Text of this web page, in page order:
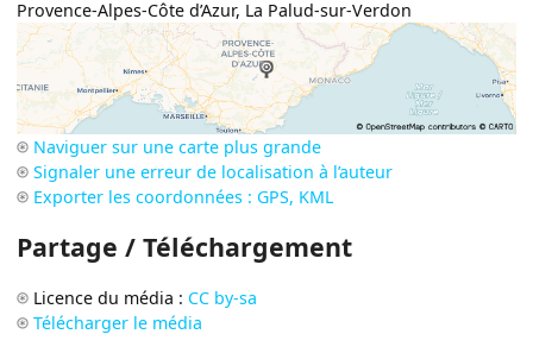
Provence-Alpes-Côte d’Azur, La Palud-sur-Verdon
Naviguer sur une carte plus grande
Signaler une erreur de localisation à l’auteur
Exporter les coordonnées : GPS, KML
Partage / Téléchargement
Licence du média : CC by-sa
Télécharger le média